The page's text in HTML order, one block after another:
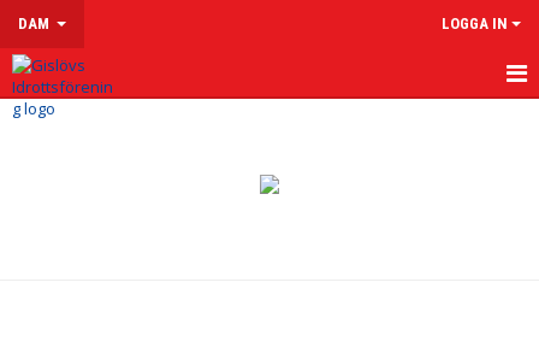
DAM LOGGA IN
HEM